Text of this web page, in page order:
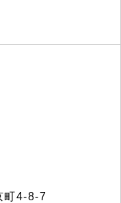
町4-8-7